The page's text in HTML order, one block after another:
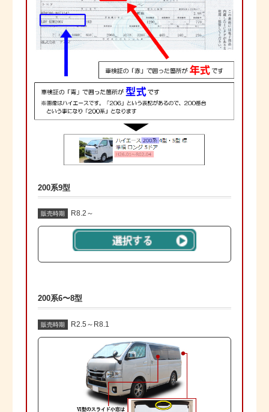
200系9型
販売時期 R8.2～
200系6〜8型
販売時期 R2.5～R8.1